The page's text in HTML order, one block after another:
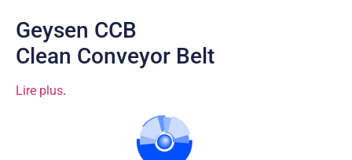
Geysen CCB
Clean Conveyor Belt
Lire plus.